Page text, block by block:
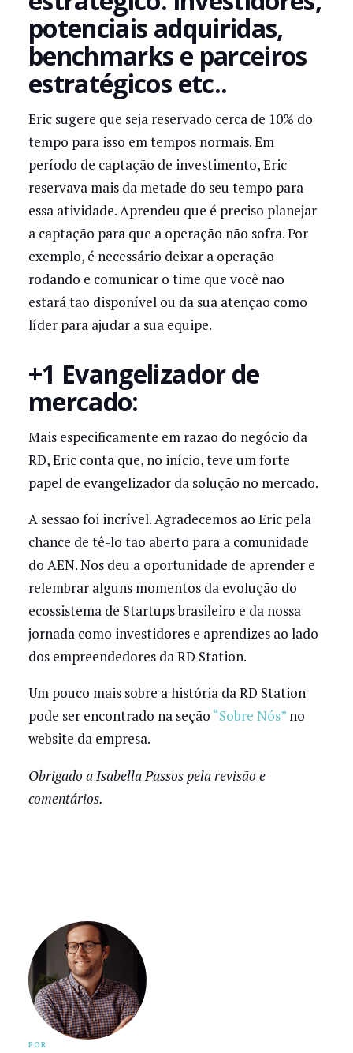
potenciais adquiridas,
benchmarks e parceiros
estratégicos etc..
Eric sugere que seja reservado cerca de 10% do
tempo para isso em tempos normais. Em
período de captação de investimento, Eric
reservava mais da metade do seu tempo para
essa atividade. Aprendeu que é preciso planejar
a captação para que a operação não sofra. Por
exemplo, é necessário deixar a operação
rodando e comunicar o time que você não
estará tão disponível ou da sua atenção como
líder para ajudar a sua equipe.
+1 Evangelizador de
mercado:
Mais especificamente em razão do negócio da
RD, Eric conta que, no início, teve um forte
papel de evangelizador da solução no mercado.
A sessão foi incrível. Agradecemos ao Eric pela
chance de tê-lo tão aberto para a comunidade
do AEN. Nos deu a oportunidade de aprender e
relembrar alguns momentos da evolução do
ecossistema de Startups brasileiro e da nossa
jornada como investidores e aprendizes ao lado
dos empreendedores da RD Station.
Um pouco mais sobre a história da RD Station
pode ser encontrado na seção “Sobre Nós”no
website da empresa.
Obrigado a Isabella Passos pela revisão e
comentários.
POR